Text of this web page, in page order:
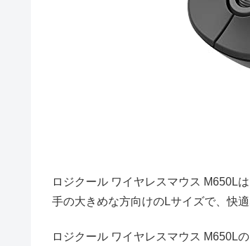
ロジクール ワイヤレスマウス M650L
手の大きめな方向けのLサイズで、快適
ロジクール ワイヤレスマウス M650L